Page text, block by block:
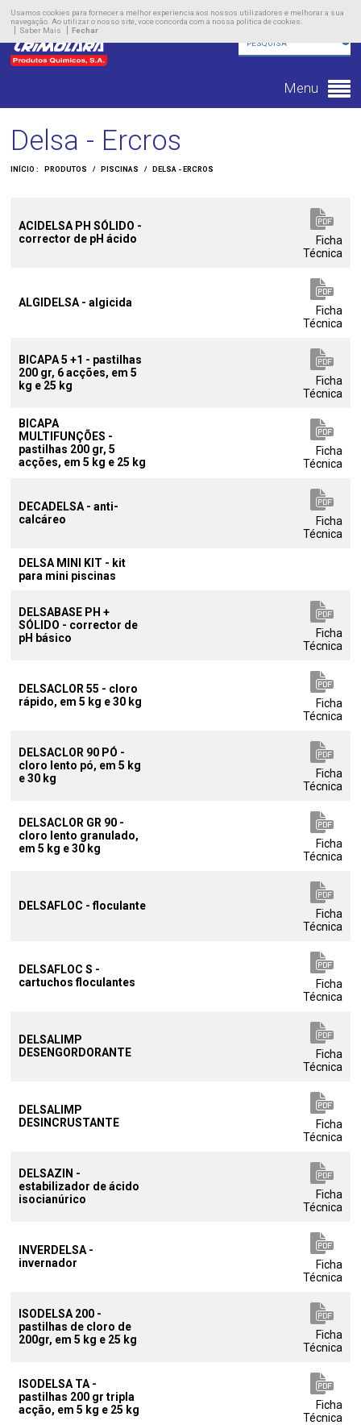
Usamos cookies para fornecer a melhor experiencia aos nossos utilizadores e melhorar a sua
navegação. Ao utilizar o nosso site, voce concorda com a nossa politica de cookies.
Saber Mais
Fechar
Empresa
Produtos
Menu
Delsa - Ercros
INÍCIO : PRODUTOS / PISCINAS / DELSA - ERCROS
ACIDELSA PH SÓLIDO -
corrector de pH ácido
Ficha
Técnica
ALGIDELSA - algicida
Ficha
Técnica
BICAPA 5 +1 - pastilhas
200 gr, 6 acções, em 5
kg e 25 kg
Ficha
Técnica
BICAPA
MULTIFUNÇÕES -
pastilhas 200 gr, 5
acções, em 5 kg e 25 kg
Ficha
Técnica
DECADELSA - anti-
calcáreo
Ficha
Técnica
DELSA MINI KIT - kit
para mini piscinas
DELSABASE PH +
SÓLIDO - corrector de
pH básico
Ficha
Técnica
DELSACLOR 55 - cloro
rápido, em 5 kg e 30 kg
Ficha
Técnica
DELSACLOR 90 PÓ -
cloro lento pó, em 5 kg
e 30 kg
Ficha
Técnica
DELSACLOR GR 90 -
cloro lento granulado,
em 5 kg e 30 kg
Ficha
Técnica
DELSAFLOC - floculante
Ficha
Técnica
DELSAFLOC S -
cartuchos floculantes
Ficha
Técnica
DELSALIMP
DESENGORDORANTE
Ficha
Técnica
DELSALIMP
DESINCRUSTANTE
Ficha
Técnica
DELSAZIN -
estabilizador de ácido
isocianúrico
Ficha
Técnica
invernador
Ficha
Técnica
ISODELSA 200 -
pastilhas de cloro de
200gr, em 5 kg e 25 kg
Ficha
Técnica
ISODELSA TA -
pastilhas 200 gr tripla
acção, em 5 kg e 25 kg
Ficha
Técnica